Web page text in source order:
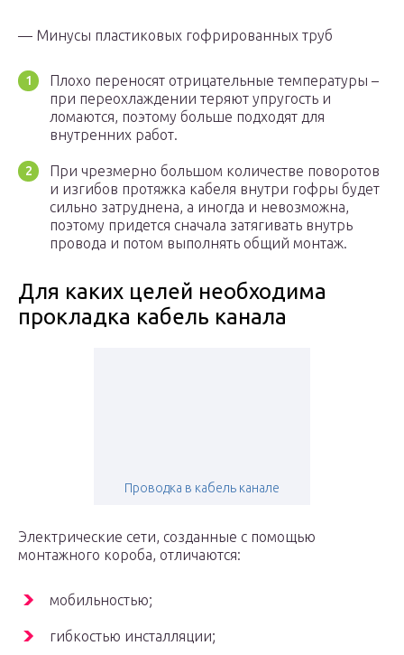
— Минусы пластиковых гофрированных труб
Плохо переносят отрицательные температуры –
при переохлаждении теряют упругость и
ломаются, поэтому больше подходят для
внутренних работ.
При чрезмерно большом количестве поворотов
и изгибов протяжка кабеля внутри гофры будет
сильно затруднена, а иногда и невозможна,
поэтому придется сначала затягивать внутрь
провода и потом выполнять общий монтаж.
Для каких целей необходима
прокладка кабель канала
Проводка в кабель канале
Электрические сети, созданные с помощью
монтажного короба, отличаются:
мобильностью;
гибкостью инсталляции;